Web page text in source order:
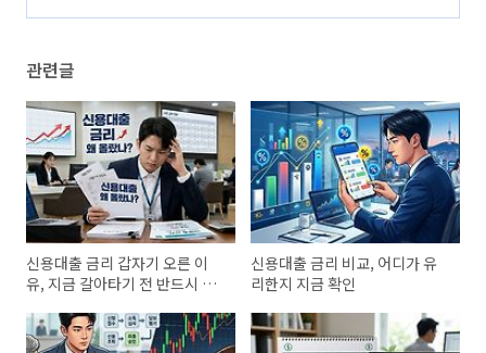
관련글
신용대출 금리 갑자기 오른 이
유, 지금 갈아타기 전 반드시 체
신용대출 금리 비교, 어디가 유
리한지 지금 확인